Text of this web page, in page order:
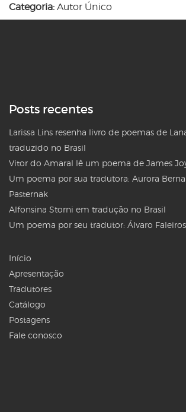
Categoria: Autor Único
Posts recentes
Larissa Lins resenha livro de poemas de
traduzido no Brasil
Vitor do Amaral lê um poema de James
Um poema por sua tradutora: Aurora
Pasternak
Alfonsina Storni em tradução no Brasil
Um poema por seu tradutor: Álvaro Faleiros
Início
Apresentação
Tradutores
Catálogo
Postagens
Fale conosco